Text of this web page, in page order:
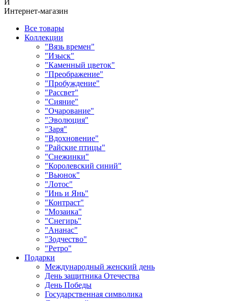
И
Интернет-магазин
Все товары
Коллекции
"Вязь времен"
"Изыск"
"Каменный цветок"
"Преображение"
"Пробуждение"
"Рассвет"
"Сияние"
"Очарование"
"Эволюция"
"Заря"
"Вдохновение"
"Райские птицы"
"Снежинки"
"Королевский синий"
"Вьюнок"
"Лотос"
"Инь и Янь"
"Контраст"
"Мозаика"
"Снегирь"
"Ананас"
"Зодчество"
"Ретро"
Подарки
Международный женский день
День защитника Отечества
День Победы
Государственная символика